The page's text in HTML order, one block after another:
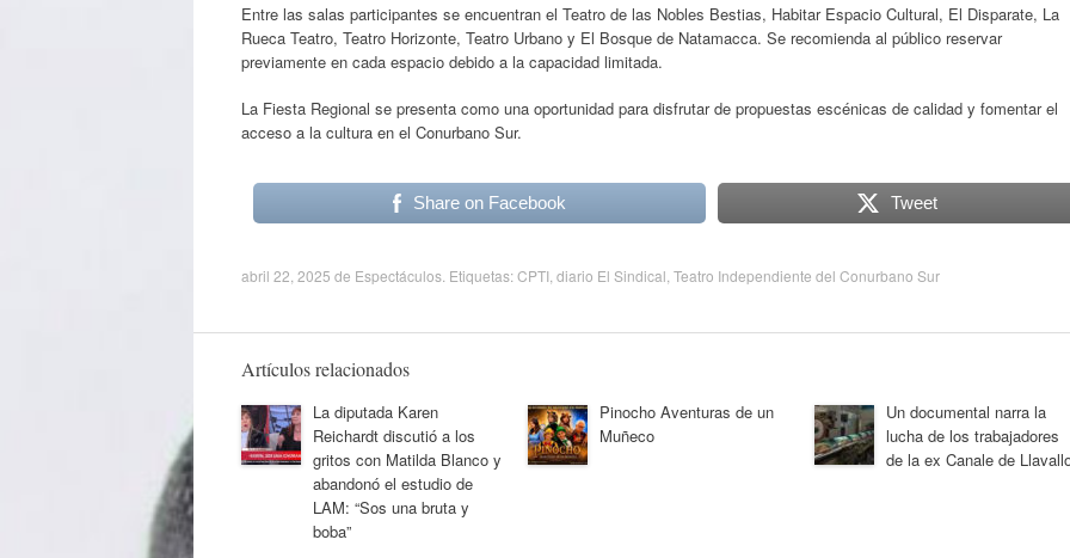
Entre las salas participantes se encuentran el Teatro de las Nobles Bestias, Habitar Espacio Cultural, El Disparate, La
Rueca Teatro, Teatro Horizonte, Teatro Urbano y El Bosque de Natamacca. Se recomienda al público reservar
previamente en cada espacio debido a la capacidad limitada.
La Fiesta Regional se presenta como una oportunidad para disfrutar de propuestas escénicas de calidad y fomentar el
acceso a la cultura en el Conurbano Sur.
Share on Facebook Tweet
abril 22, 2025 de Espectáculos . Etiquetas:CPTI diario El Sindical Teatro Independiente del Conurbano Sur
Artículos relacionados
La diputada Karen
Reichardt discutió a los
gritos con Matilda Blanco y
abandonó el estudio de
LAM: “Sos una bruta y
boba”
Pinocho Aventuras de un
Muñeco
Un documental narra la
lucha de los trabajadores
de la ex Canale de